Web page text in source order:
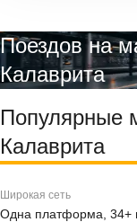
Поездов на
Калаврита
Популярные
Калаврита
Широкая сеть
Одна платформа, 34+